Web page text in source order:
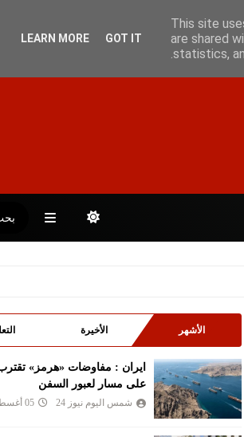
الأشهر الأخيرة
ايران : مفاوضات «هرمز»
على مسار لعبور السفن
شمس اليوم نيوز 24 05 أغسطس 2026
This site
are shared
statistics,
LEARN MORE GOT IT